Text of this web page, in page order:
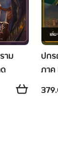
ปกใหม่จากเรื่อ
: 500฿ (ขายยก
น ios : 479฿ (นั
บนเว็บ : 379฿ (นัก
ม
เล่ม
ปก
ภาค